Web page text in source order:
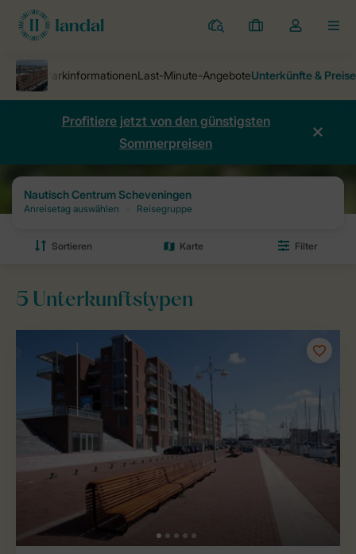
Ferienparks
Meine
Dropdown-
meines
öffnen
Profitiere jetzt von den günstigsten
Sommerpreisen
Ferienparks Nautisch Centrum Scheveningen